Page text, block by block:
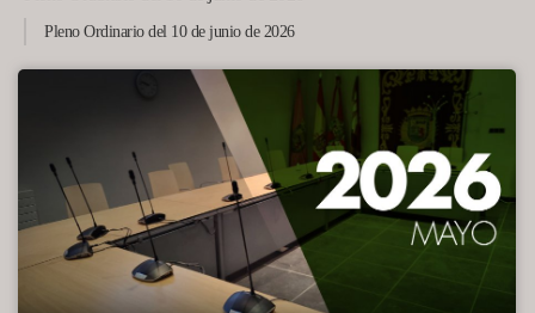
Pleno Ordinario del 10 de junio de 2026